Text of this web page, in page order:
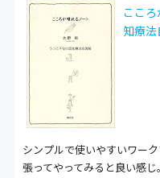
ここ
知療
シンプルで使いやすいワー
張ってやってみると良い感じ。